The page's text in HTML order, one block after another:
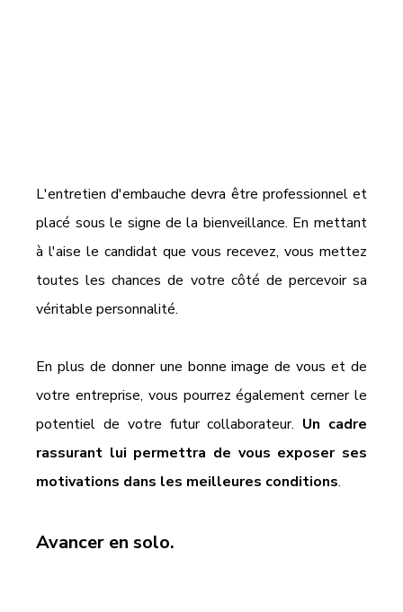
L'entretien d'embauche devra être professionnel et
placé sous le signe de la bienveillance. En mettant
à l'aise le candidat que vous recevez, vous mettez
toutes les chances de votre côté de percevoir sa
véritable personnalité.
En plus de donner une bonne image de vous et de
votre entreprise, vous pourrez également cerner le
potentiel de votre futur collaborateur. Un cadre
rassurant lui permettra de vous exposer ses
motivations dans les meilleures conditions.
Avancer en solo.